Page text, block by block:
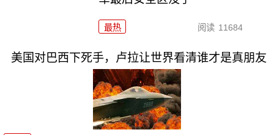
最热 阅读 11684
美国对巴西下死手，卢拉让世界看清谁才是真朋友